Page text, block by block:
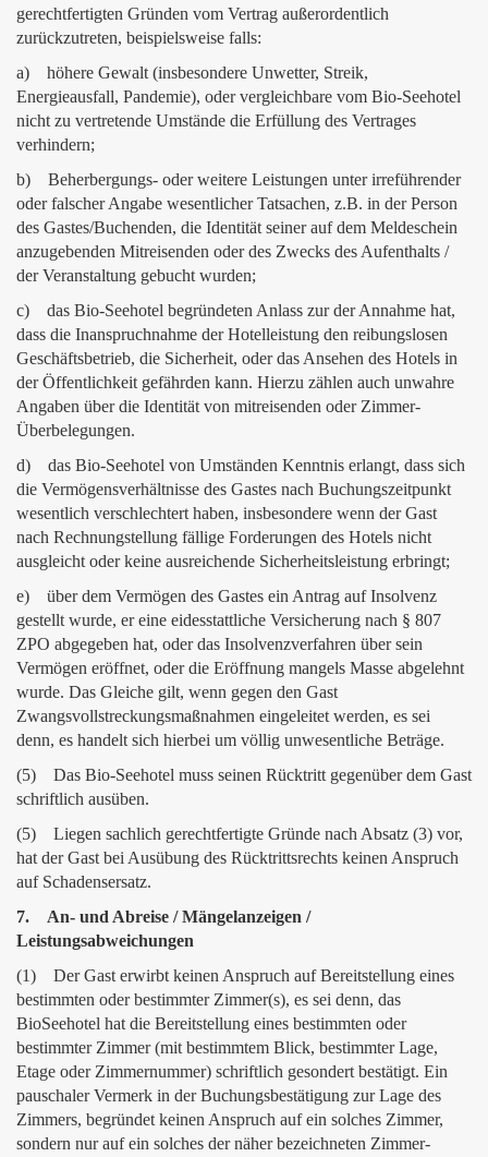
gerechtfertigten Gründen vom Vertrag außerordentlich
zurückzutreten, beispielsweise falls:
a) höhere Gewalt (insbesondere Unwetter, Streik,
Energieausfall, Pandemie), oder vergleichbare vom Bio-Seehotel
nicht zu vertretende Umstände die Erfüllung des Vertrages
verhindern;
b) Beherbergungs- oder weitere Leistungen unter irreführender
oder falscher Angabe wesentlicher Tatsachen, z.B. in der Person
des Gastes/Buchenden, die Identität seiner auf dem Meldeschein
anzugebenden Mitreisenden oder des Zwecks des Aufenthalts /
der Veranstaltung gebucht wurden;
c) das Bio-Seehotel begründeten Anlass zur der Annahme hat,
dass die Inanspruchnahme der Hotelleistung den reibungslosen
Geschäftsbetrieb, die Sicherheit, oder das Ansehen des Hotels in
der Öffentlichkeit gefährden kann. Hierzu zählen auch unwahre
Angaben über die Identität von mitreisenden oder Zimmer-
Überbelegungen.
d) das Bio-Seehotel von Umständen Kenntnis erlangt, dass sich
die Vermögensverhältnisse des Gastes nach Buchungszeitpunkt
wesentlich verschlechtert haben, insbesondere wenn der Gast
nach Rechnungstellung fällige Forderungen des Hotels nicht
ausgleicht oder keine ausreichende Sicherheitsleistung erbringt;
e) über dem Vermögen des Gastes ein Antrag auf Insolvenz
gestellt wurde, er eine eidesstattliche Versicherung nach § 807
ZPO abgegeben hat, oder das Insolvenzverfahren über sein
Vermögen eröffnet, oder die Eröffnung mangels Masse abgelehnt
wurde. Das Gleiche gilt, wenn gegen den Gast
Zwangsvollstreckungsmaßnahmen eingeleitet werden, es sei
denn, es handelt sich hierbei um völlig unwesentliche Beträge.
(5) Das Bio-Seehotel muss seinen Rücktritt gegenüber dem Gast
schriftlich ausüben.
(5) Liegen sachlich gerechtfertigte Gründe nach Absatz (3) vor,
hat der Gast bei Ausübung des Rücktrittsrechts keinen Anspruch
auf Schadensersatz.
7. An- und Abreise / Mängelanzeigen /
Leistungsabweichungen
(1) Der Gast erwirbt keinen Anspruch auf Bereitstellung eines
bestimmten oder bestimmter Zimmer(s), es sei denn, das
BioSeehotel hat die Bereitstellung eines bestimmten oder
bestimmter Zimmer (mit bestimmtem Blick, bestimmter Lage,
Etage oder Zimmernummer) schriftlich gesondert bestätigt. Ein
pauschaler Vermerk in der Buchungsbestätigung zur Lage des
Zimmers, begründet keinen Anspruch auf ein solches Zimmer,
sondern nur auf ein solches der näher bezeichneten Zimmer-